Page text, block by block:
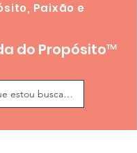
Paixão e
do Propósito™
É o que estou buscando!